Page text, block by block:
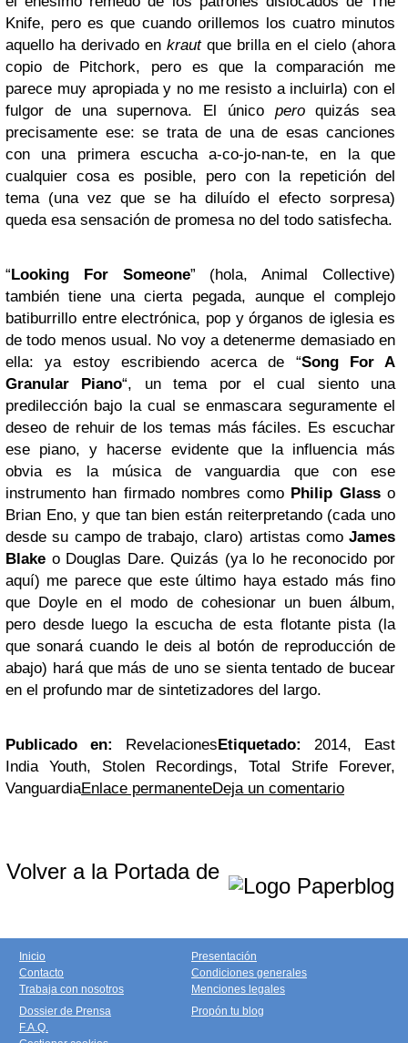
Knife, pero es que cuando orillemos los cuatro minutos
aquello ha derivado en krautque brilla en el cielo (ahora
copio de Pitchork, pero es que la comparación me
parece muy apropiada y no me resisto a incluirla) con el
fulgor de una supernova. El único peroquizás sea
precisamente ese: se trata de una de esas canciones
con una primera escucha a-co-jo-nan-te, en la que
cualquier cosa es posible, pero con la repetición del
tema (una vez que se ha diluído el efecto sorpresa)
queda esa sensación de promesa no del todo satisfecha.
“Looking For Someone” (hola, Animal Collective)
también tiene una cierta pegada, aunque el complejo
batiburrillo entre electrónica, pop y órganos de iglesia es
de todo menos usual. No voy a detenerme demasiado en
ella: ya estoy escribiendo acerca de “Song For A
Granular Piano“, un tema por el cual siento una
predilección bajo la cual se enmascara seguramente el
deseo de rehuir de los temas más fáciles. Es escuchar
ese piano, y hacerse evidente que la influencia más
obvia es la música de vanguardia que con ese
instrumento han firmado nombres como Philip Glasso
Brian Eno, y que tan bien están reiterpretando (cada uno
desde su campo de trabajo, claro) artistas como James
Blake o Douglas Dare. Quizás (ya lo he reconocido por
aquí) me parece que este último haya estado más fino
que Doyle en el modo de cohesionar un buen álbum,
pero desde luego la escucha de esta flotante pista (la
que sonará cuando le deis al botón de reproducción de
abajo) hará que más de uno se sienta tentado de bucear
en el profundo mar de sintetizadores del largo.
Publicado en: RevelacionesEtiquetado:
2014, East
India Youth, Stolen Recordings, Total Strife Forever,
VanguardiaEnlace permanenteDeja un comentario
Volver a la Portada de
Inicio
Contacto
Trabaja con nosotros
Presentación
Condiciones generales
Menciones legales
Dossier de Prensa
F.A.Q.
Propón tu blog